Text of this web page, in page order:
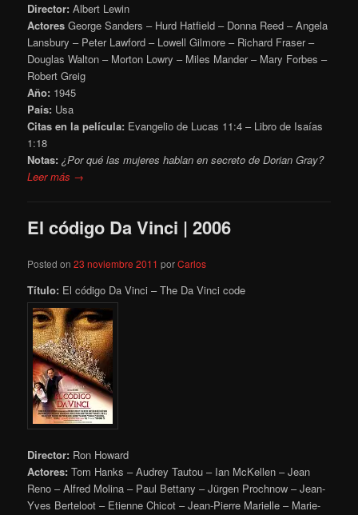
Director: Albert Lewin
Actores George Sanders – Hurd Hatfield – Donna Reed – Angela
Lansbury – Peter Lawford – Lowell Gilmore – Richard Fraser –
Douglas Walton – Morton Lowry – Miles Mander – Mary Forbes –
Robert Greig
Año: 1945
País: Usa
Citas en la película: Evangelio de Lucas 11:4 – Libro de Isaías
1:18
Notas:¿Por qué las mujeres hablan en secreto de Dorian Gray?
Leer más →
El código Da Vinci | 2006
Posted on23 noviembre 2011 porCarlos
Título: El código Da Vinci – The Da Vinci code
Director: Ron Howard
Actores: Tom Hanks – Audrey Tautou – Ian McKellen – Jean
Reno – Alfred Molina – Paul Bettany – Jürgen Prochnow – Jean-
Yves Berteloot – Etienne Chicot – Jean-Pierre Marielle – Marie-